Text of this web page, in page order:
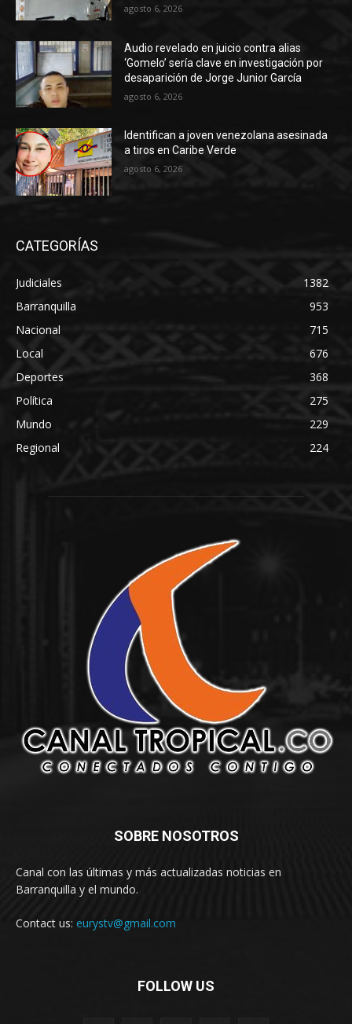
agosto 6, 2026
Audio revelado en juicio contra alias
‘Gomelo’ sería clave en investigación por
desaparición de Jorge Junior García
agosto 6, 2026
Identifican a joven venezolana asesinada
a tiros en Caribe Verde
agosto 6, 2026
CATEGORÍAS
Judiciales
1382
Barranquilla
953
Nacional
715
Local
676
Deportes
368
Política
275
Mundo
229
Regional
224
SOBRE NOSOTROS
Canal con las últimas y más actualizadas noticias en
Barranquilla y el mundo.
Contact us: eurystv@gmail.com
FOLLOW US